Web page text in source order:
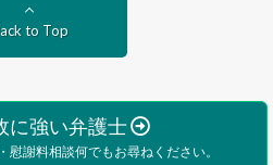
to Top
に強い弁護士
謝料相談何でもお尋ねください。